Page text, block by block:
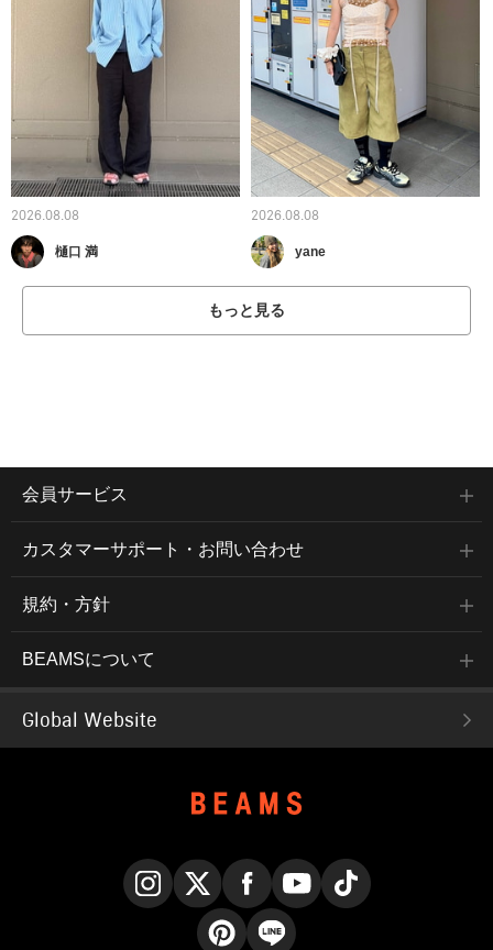
2026.08.08
樋口 満
2026.08.08
yane
もっと見る
会員サービス
カスタマーサポート・お問い合わせ
規約・方針
BEAMSについて
Global Website